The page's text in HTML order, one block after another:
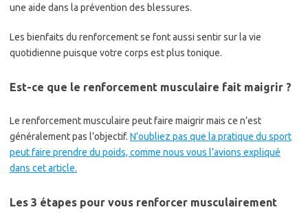
une aide dans la prévention des blessures.
Les bienfaits du renforcement se font aussi sentir sur la vie
quotidienne puisque votre corps est plus tonique.
Est-ce que le renforcement musculaire fait maigrir ?
Le renforcement musculaire peut faire maigrir mais ce n’est
généralement pas l’objectif. N’oubliez pas que la pratique du sport
peut faire prendre du poids, comme nous vous l’avions expliqué
dans cet article.
Les 3 étapes pour vous renforcer musculairement